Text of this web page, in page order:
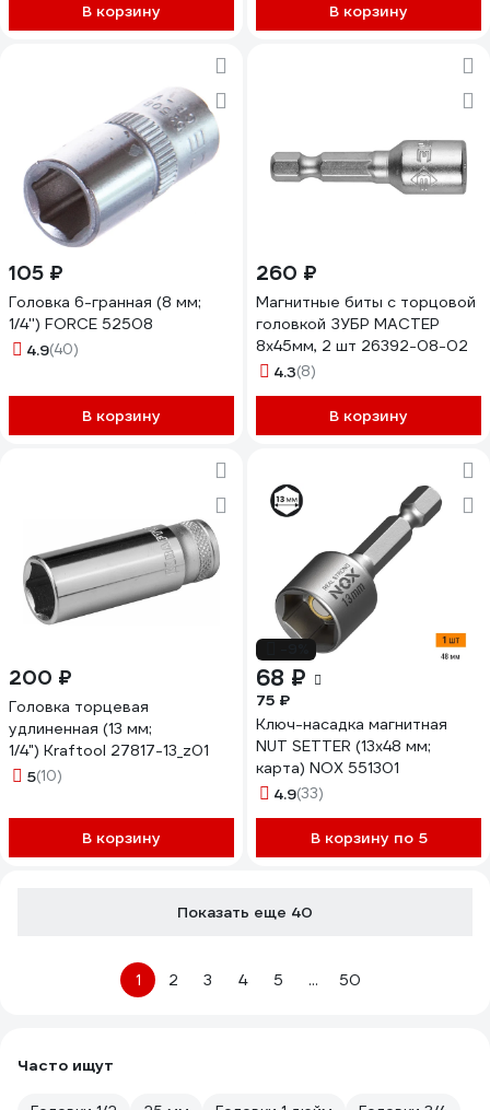
В корзину В корзину
105 ₽
Головка 6-гранная (8 мм;
1/4'') FORCE 52508
4.9(40)
В корзину
260 ₽
Магнитные биты с торцовой
головкой ЗУБР МАСТЕР
8х45мм, 2 шт 26392-08-02
4.3(8)
В корзину
200 ₽
Головка торцевая
удлиненная (13 мм;
1/4") Kraftool 27817-13_z01
5(10)
В корзину
68 ₽
75 ₽
Ключ-насадка магнитная
NUT SETTER (13x48 мм;
карта) NOX 551301
4.9(33)
В корзину по 5
Показать еще 40
1 2 3 4 5 ... 50
Часто ищут